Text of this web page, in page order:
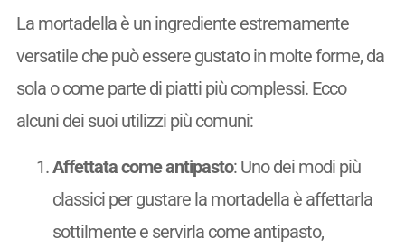
La mortadella è un ingrediente estremamente
versatile che può essere gustato in molte forme, da
sola o come parte di piatti più complessi. Ecco
alcuni dei suoi utilizzi più comuni:
Affettata come antipasto: Uno dei modi più
classici per gustare la mortadella è affettarla
sottilmente e servirla come antipasto,